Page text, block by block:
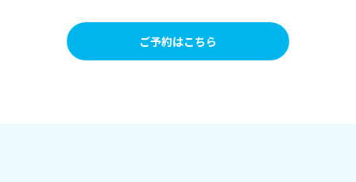
ご予約はこちら